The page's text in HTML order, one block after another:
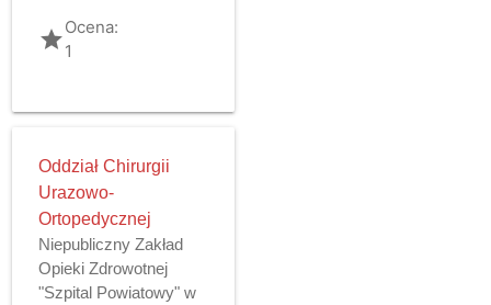
gradeOcena:
1
Oddział Chirurgii
Urazowo-
Ortopedycznej
Niepubliczny Zakład
Opieki Zdrowotnej
"Szpital Powiatowy" w